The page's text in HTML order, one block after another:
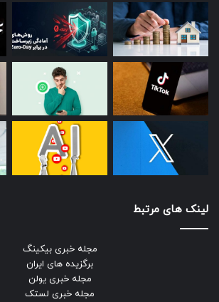
لینک های مرتبط
مجله خبری بیکینگ
برگزیده های ایران
مجله خبری یولن
مجله خبری لستک